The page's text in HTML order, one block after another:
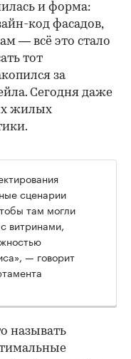
и форма:
код фасадов,
— всё это стало
тот
за
Сегодня даже
жилых
сценарии
там могли
витринами,
— говорит
называть